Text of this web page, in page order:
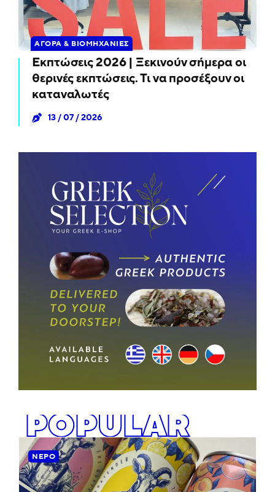
ΑΓΟΡΆ & ΒΙΟΜΗΧΑΝΊΕΣ
Εκπτώσεις 2026 | Ξεκινούν σήμερα οι
θερινές εκπτώσεις. Τι να προσέξουν οι
καταναλωτές
13 / 07 / 2026
POPULAR
ΝΕΡΌ